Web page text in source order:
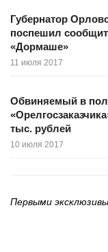
Губернатор
поспешил
«Дормаше»
11 июля 2017
Обвиняемый в
тыс. рублей
10 июля 2017
Первыми